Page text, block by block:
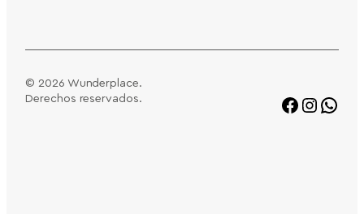
© 2026 Wunderplace.
Derechos reservados.
Facebook